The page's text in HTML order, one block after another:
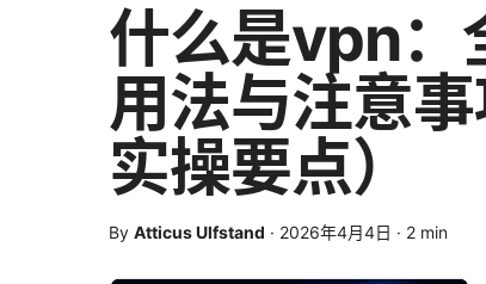
什么是vpn：
用法与注意
实操要点）
By Atticus Ulfstand · 2026年4月4日 · 2 min